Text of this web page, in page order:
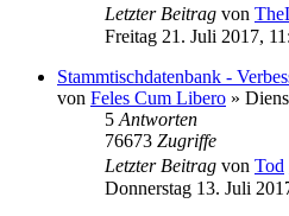
Letzter Beitrag von
Freitag 21. Juli 2017,
Stammtischdatenbank -
von Feles Cum Libero »
5 Antworten
76673 Zugriffe
Letzter Beitrag von Tod
Donnerstag 13. Juli